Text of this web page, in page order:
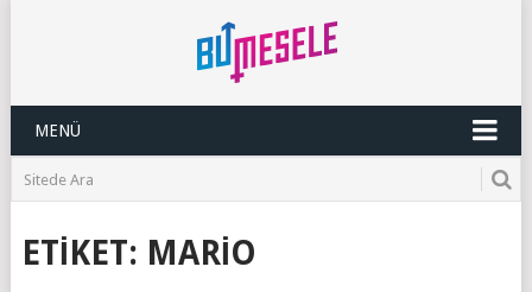
MENÜ
ETIKET: MARIO